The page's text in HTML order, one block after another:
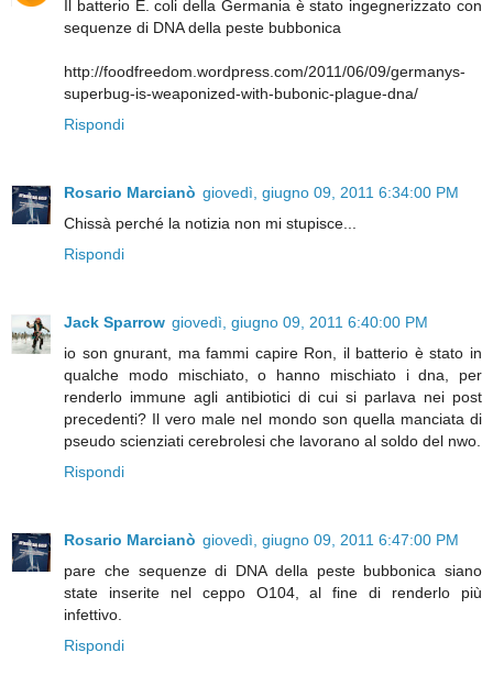
Il batterio E. coli della Germania è stato ingegnerizzato con
sequenze di DNA della peste bubbonica
http://foodfreedom.wordpress.com/2011/06/09/germanys-
superbug-is-weaponized-with-bubonic-plague-dna/
Rispondi
Rosario Marcianò giovedì, giugno 09, 2011 6:34:00 PM
Chissà perché la notizia non mi stupisce...
Rispondi
Jack Sparrow giovedì, giugno 09, 2011 6:40:00 PM
io son gnurant, ma fammi capire Ron, il batterio è stato in
qualche modo mischiato, o hanno mischiato i dna, per
renderlo immune agli antibiotici di cui si parlava nei post
precedenti? Il vero male nel mondo son quella manciata di
pseudo scienziati cerebrolesi che lavorano al soldo del nwo.
Rispondi
Rosario Marcianò giovedì, giugno 09, 2011 6:47:00 PM
pare che sequenze di DNA della peste bubbonica siano
state inserite nel ceppo O104, al fine di renderlo più
infettivo.
Rispondi